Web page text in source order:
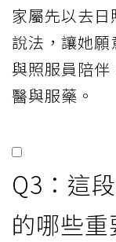
家屬先以去
說法，讓她
與照服員陪
醫與服藥。
Q3：這
的哪些重